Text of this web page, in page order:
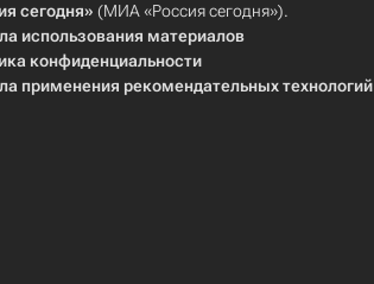
сегодня» (МИА «Россия сегодня»).
использования материалов
конфиденциальности
применения рекомендательных технологий